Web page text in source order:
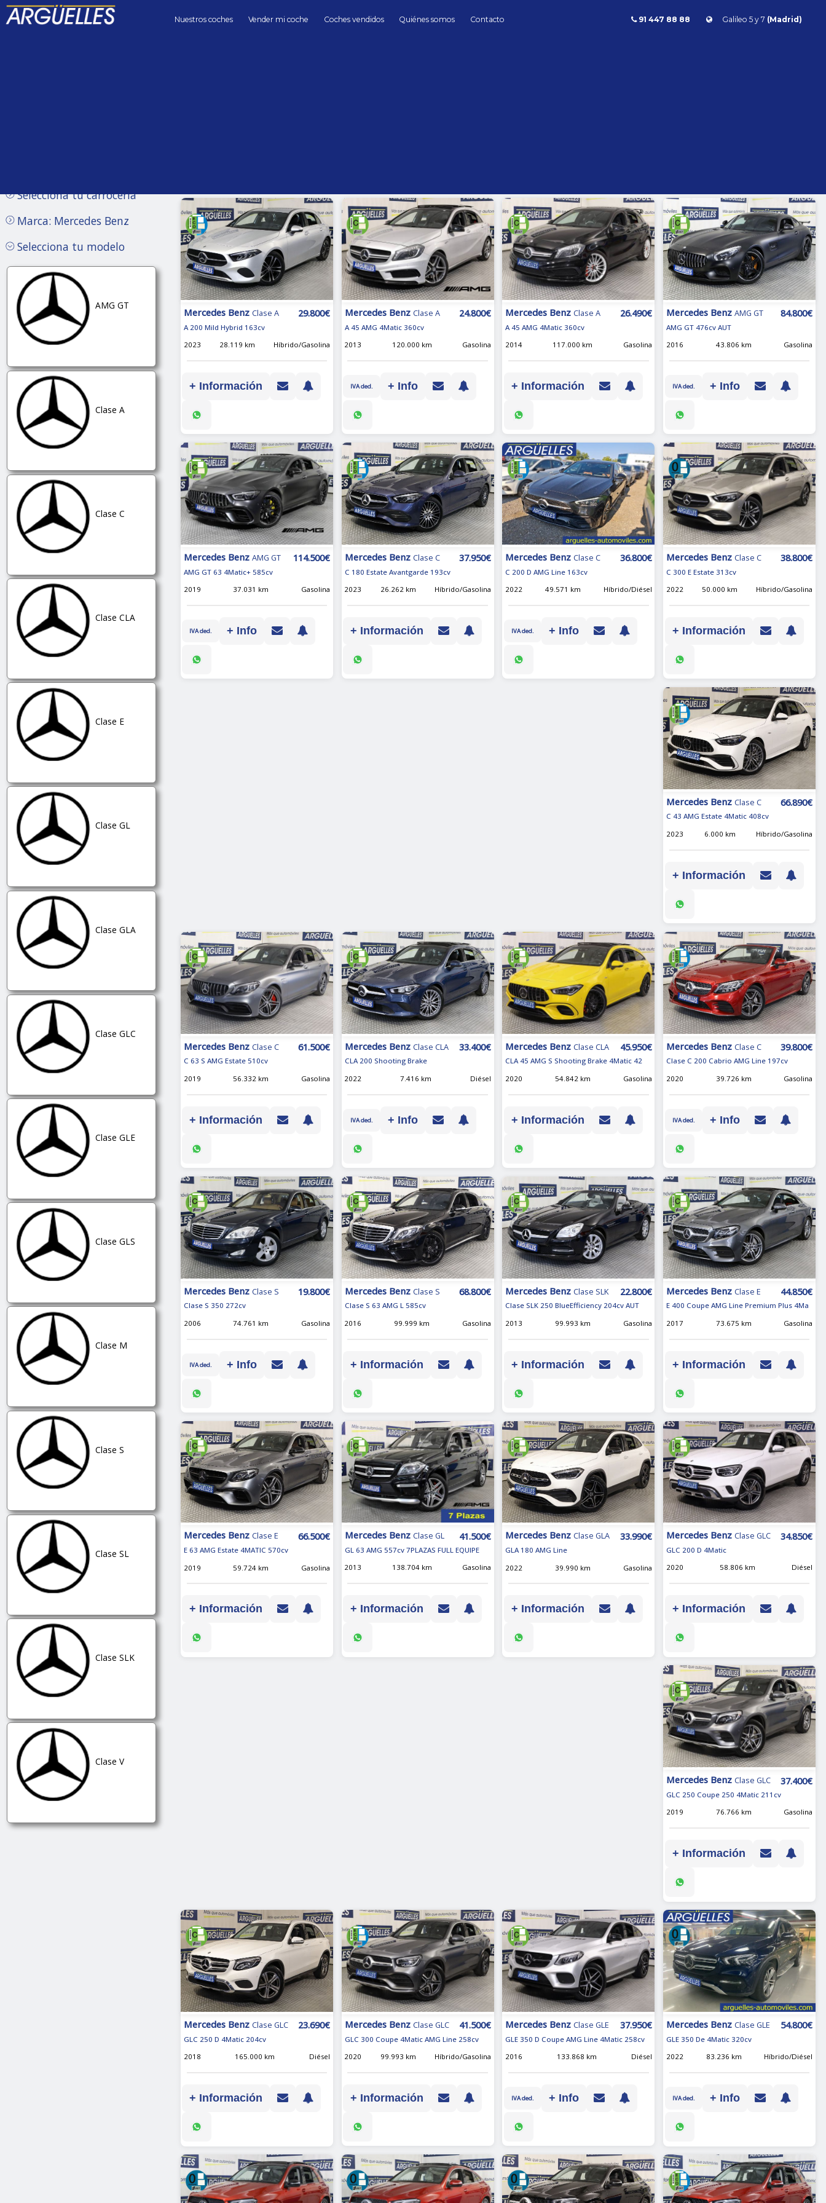
Nuestros coches Vender mi coche Coches vendidos Quiénes somos Contacto 91 447 88 88 Galileo 5 y 7 (Madrid)
Mercedes Benz Clase A 29.800€
A 200 Mild Hybrid 163cv
2023
28.119 km Híbrido/Gasolina
+ Información
Mercedes Benz Clase A 24.800€
A 45 AMG 4Matic 360cv
2013
120.000 km Gasolina
IVA ded. + Info
Mercedes Benz Clase A 26.490€
A 45 AMG 4Matic 360cv
2014
117.000 km Gasolina
+ Información
Mercedes Benz AMG GT 84.800€
AMG GT 476cv AUT
2016
43.806 km Gasolina
IVA ded. + Info
Mercedes Benz AMG GT 114.500€
AMG GT 63 4Matic+ 585cv
2019
37.031 km Gasolina
IVA ded. + Info
Mercedes Benz Clase C 37.950€
C 180 Estate Avantgarde 193cv
2023
26.262 km Híbrido/Gasolina
+ Información
Mercedes Benz Clase C 36.800€
C 200 D AMG Line 163cv
2022
49.571 km Híbrido/Diésel
IVA ded. + Info
Mercedes Benz Clase C 38.800€
C 300 E Estate 313cv
2022
50.000 km Híbrido/Gasolina
+ Información
Mercedes Benz Clase C 66.890€
C 43 AMG Estate 4Matic 408cv
2023
6.000 km Híbrido/Gasolina
+ Información
Mercedes Benz Clase C 61.500€
C 63 S AMG Estate 510cv
2019
56.332 km Gasolina
+ Información
Mercedes Benz Clase CLA 33.400€
CLA 200 Shooting Brake
2022
7.416 km Diésel
IVA ded. + Info
Mercedes Benz Clase CLA 45.950€
CLA 45 AMG S Shooting Brake 4Matic 42
2020
54.842 km Gasolina
+ Información
Mercedes Benz Clase C 39.800€
Clase C 200 Cabrio AMG Line 197cv
2020
39.726 km Gasolina
IVA ded. + Info
Mercedes Benz Clase S 19.800€
Clase S 350 272cv
2006
74.761 km Gasolina
IVA ded. + Info
Mercedes Benz Clase S 68.800€
Clase S 63 AMG L 585cv
2016
99.999 km Gasolina
+ Información
Mercedes Benz Clase SLK 22.800€
Clase SLK 250 BlueEfficiency 204cv AUT
2013
99.993 km Gasolina
+ Información
Mercedes Benz Clase E 44.850€
E 400 Coupe AMG Line Premium Plus 4Ma
2017
73.675 km Gasolina
+ Información
Mercedes Benz Clase E 66.500€
E 63 AMG Estate 4MATIC 570cv
2019
59.724 km Gasolina
+ Información
Mercedes Benz Clase GL 41.500€
GL 63 AMG 557cv 7PLAZAS FULL EQUIPE
2013
138.704 km Gasolina
+ Información
Mercedes Benz Clase GLA 33.990€
GLA 180 AMG Line
2022
39.990 km Gasolina
+ Información
Mercedes Benz Clase GLC 34.850€
GLC 200 D 4Matic
2020
58.806 km Diésel
+ Información
Mercedes Benz Clase GLC 37.400€
GLC 250 Coupe 250 4Matic 211cv
2019
76.766 km Gasolina
+ Información
Mercedes Benz Clase GLC 23.690€
GLC 250 D 4Matic 204cv
2018
165.000 km Diésel
+ Información
Mercedes Benz Clase GLC 41.500€
GLC 300 Coupe 4Matic AMG Line 258cv
2020
99.993 km Híbrido/Gasolina
+ Información
Mercedes Benz Clase GLE 37.950€
GLE 350 D Coupe AMG Line 4Matic 258cv
2016
133.868 km Diésel
IVA ded. + Info
Mercedes Benz Clase GLE 54.800€
GLE 350 De 4Matic 320cv
2022
83.236 km Híbrido/Diésel
IVA ded. + Info
Selecciona tu carrocería
Marca: Mercedes Benz
Selecciona tu modelo
AMG GT
Clase A
Clase C
Clase CLA
Clase E
Clase GL
Clase GLA
Clase GLC
Clase GLE
Clase GLS
Clase M
Clase S
Clase SL
Clase SLK
Clase V